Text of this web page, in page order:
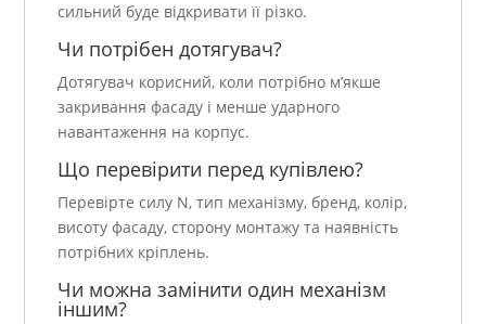
сильний буде відкривати її різко.
Чи потрібен дотягувач?
Дотягувач корисний, коли потрібно м’якше
закривання фасаду і менше ударного
навантаження на корпус.
Що перевірити перед купівлею?
Перевірте силу N, тип механізму, бренд, колір,
висоту фасаду, сторону монтажу та наявність
потрібних кріплень.
Чи можна замінити один механізм
іншим?